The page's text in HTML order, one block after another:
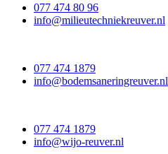
077 474 80 96
info@milieutechniekreuver.nl
077 474 1879
info@bodemsaneringreuver.nl
077 474 1879
info@wijo-reuver.nl